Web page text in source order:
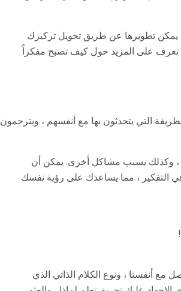
يمكن تطويرها عن طريق تحويل تركيزك
على المزيد حول كيف تصبح مفكراً
التي يتحدثون بها مع أنفسهم ، ويترجمون
، وكذلك يسبب مشاكل أخرى. يمكن أن
التفكير ، مما يساعدك على رؤية نفسك
مع أنفسنا ، ونوع الكلام الذاتي الذي